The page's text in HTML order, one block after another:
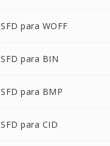
SFD para WOFF
SFD para BIN
SFD para BMP
SFD para CID